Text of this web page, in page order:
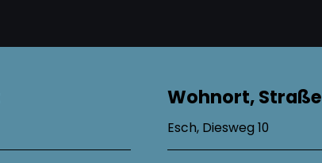
Wohnort, Straße
Esch, Diesweg 10